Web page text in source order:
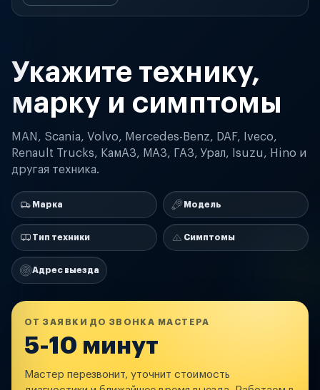
Укажите технику,
марку и симптомы
MAN, Scania, Volvo, Mercedes-Benz, DAF, Iveco,
Renault Trucks, КамАЗ, МАЗ, ГАЗ, Урал, Isuzu, Hino и
другая техника.
Марка Модель
Тип техники Симптомы
Адрес выезда
ОТ ЗАЯВКИ ДО ЗВОНКА МАСТЕРА
5-10 минут
Мастер перезвонит, уточнит стоимость